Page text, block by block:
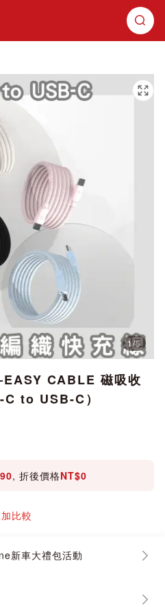
1/5
CABLE 磁吸收
to USB-C）
, 折後價格NT$0
比較
新車大禮包活動